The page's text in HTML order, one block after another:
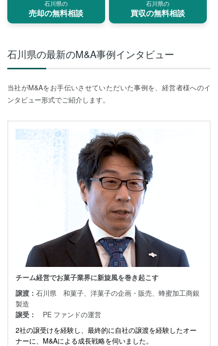
石川県の
売却の無料相談
石川県の
買収の無料相談
石川県の最新のM&A事例インタビュー
当社がM&Aをお手伝いさせていただいた事例を、経営者様へのイ
ンタビュー形式でご紹介します。
チーム経営でお菓子業界に新旋風を巻き起こす
譲渡： 石川県 和菓子、洋菓子の企画・販売、蜂蜜加工商銀
製造
譲受：
PE ファンドの運営
2社の譲受けを経験し、最終的に自社の譲渡を経験したオー
ナーに、M&Aによる成長戦略を伺いました。